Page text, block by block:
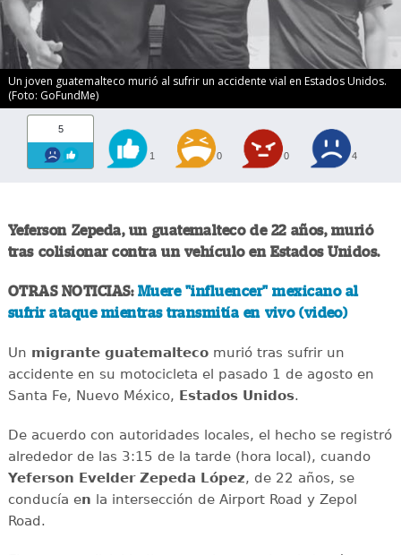
Un joven guatemalteco murió al sufrir un accidente vial en Estados Unidos.
(Foto: GoFundMe)
5
1 0 0 4
Yeferson Zepeda, un guatemalteco de 22 años, murió
tras colisionar contra un vehículo en Estados Unidos.
OTRAS NOTICIAS: Muere "influencer" mexicano al
sufrir ataque mientras transmitía en vivo (video)
Un migrante guatemaltecomurió tras sufrir un
accidente en su motocicleta el pasado 1 de agosto en
Santa Fe, Nuevo México, Estados Unidos.
De acuerdo con autoridades locales, el hecho se registró
alrededor de las 3:15 de la tarde (hora local), cuando
Yeferson Evelder Zepeda López, de 22 años, se
conducía en la intersección de Airport Road y Zepol
Road.